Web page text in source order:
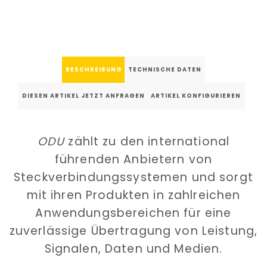
BESCHREIBUNG TECHNISCHE DATEN
DIESEN ARTIKEL JETZT ANFRAGEN ARTIKEL KONFIGURIEREN
ODU zählt zu den international
führenden Anbietern von
Steckverbindungssystemen und sorgt
mit ihren Produkten in zahlreichen
Anwendungsbereichen für eine
zuverlässige Übertragung von Leistung,
Signalen, Daten und Medien.